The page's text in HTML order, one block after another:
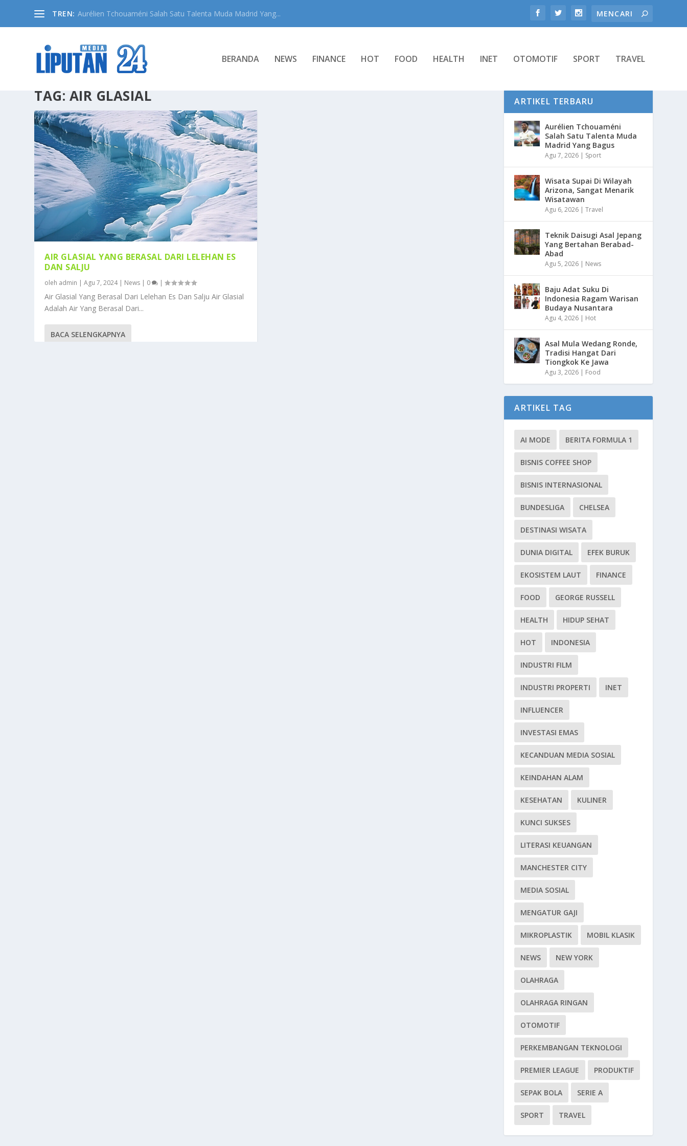
TREN: Aurélien Tchouaméni Salah Satu Talenta Muda Madrid Yang...
BERANDA NEWS FINANCE HOT FOOD HEALTH INET OTOMOTIF SPORT TRAVEL
TAG: AIR GLASIAL
AIR GLASIAL YANG BERASAL DARI LELEHAN ES
DAN SALJU
oleh admin |Agu 7, 2024| News | 0 |
Air Glasial Yang Berasal Dari Lelehan Es Dan Salju Air Glasial
Adalah Air Yang Berasal Dari...
BACA SELENGKAPNYA
ARTIKEL TERBARU
Aurélien Tchouaméni
Salah Satu Talenta Muda
Madrid Yang Bagus
Agu 7, 2026 | Sport
Wisata Supai Di Wilayah
Arizona, Sangat Menarik
Wisatawan
Agu 6, 2026 |Travel
Teknik Daisugi Asal Jepang
Yang Bertahan Berabad-
Abad
Agu 5, 2026 | News
Baju Adat Suku Di
Indonesia Ragam Warisan
Budaya Nusantara
Agu 4, 2026 | Hot
Asal Mula Wedang Ronde,
Tradisi Hangat Dari
Tiongkok Ke Jawa
Agu 3, 2026 | Food
ARTIKEL TAG
AI MODE BERITA FORMULA 1
BISNIS COFFEE SHOP
BISNIS INTERNASIONAL
BUNDESLIGA CHELSEA
DESTINASI WISATA
DUNIA DIGITAL EFEK BURUK
EKOSISTEM LAUT FINANCE
FOOD GEORGE RUSSELL
HEALTH HIDUP SEHAT
HOT INDONESIA
INDUSTRI FILM
INDUSTRI PROPERTI INET
INFLUENCER
INVESTASI EMAS
KECANDUAN MEDIA SOSIAL
KEINDAHAN ALAM
KESEHATAN KULINER
KUNCI SUKSES
LITERASI KEUANGAN
MANCHESTER CITY
MEDIA SOSIAL
MENGATUR GAJI
MIKROPLASTIK MOBIL KLASIK
NEWS NEW YORK
OLAHRAGA
OLAHRAGA RINGAN
OTOMOTIF
PERKEMBANGAN TEKNOLOGI
PREMIER LEAGUE PRODUKTIF
SEPAK BOLA SERIE A
SPORT TRAVEL